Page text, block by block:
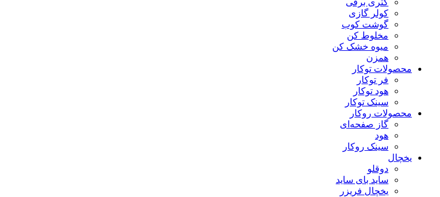
کتری برقی
کولر گازی
گوشت کوب
مخلوط کن
میوه خشک کن
همزن
محصولات توکار
فر توکار
هود توکار
سینک توکار
محصولات روکار
گاز صفحه‌ای
هود
سینک روکار
یخچال
دوقلو
ساید بای ساید
یخچال فریزر